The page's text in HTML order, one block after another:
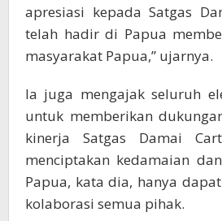
apresiasi kepada Satgas
telah hadir di Papua
masyarakat Papua,” ujarnya.
Ia juga mengajak seluruh
untuk memberikan
kinerja Satgas Damai
menciptakan kedamaian
Papua, kata dia, hanya
kolaborasi semua pihak.